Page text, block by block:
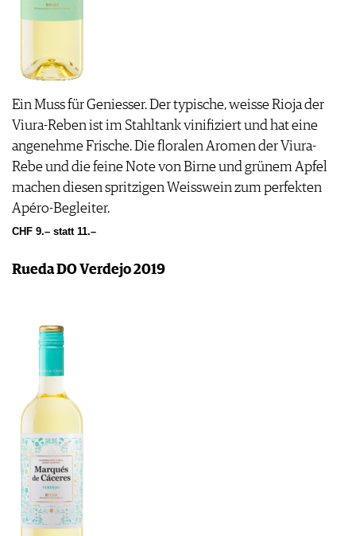
Ein Muss für Geniesser. Der typische, weisse Rioja der
Viura-Reben ist im Stahltank vinifiziert und hat eine
angenehme Frische. Die floralen Aromen der Viura-
Rebe und die feine Note von Birne und grünem Apfel
machen diesen spritzigen Weisswein zum perfekten
Apéro-Begleiter.
CHF 9.– statt 11.–
Rueda DO Verdejo 2019